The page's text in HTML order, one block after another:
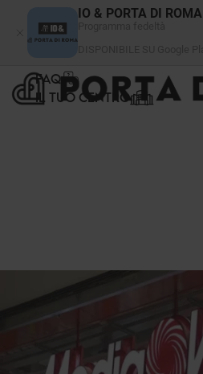
IO & PORTA DI ROMA
FAQ
IL TUO CENTRO
Pannello di gestione dei cookies